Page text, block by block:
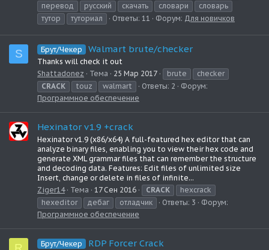
перевод
русский скачать словари
словарь
тутор
туториал Ответы: 11 Форум: Для новичков
S Брут/Чекер Walmart brute/checker
Thanks will check it out
Shattadonez
Тема 25 Мар 2017 brute
checker
CRACK
touz walmart Ответы: 2
Форум:
Программное обеспечение
Hexinator v1.9 +crack
Hexinator v1.9 (x86/x64) A full-featured hex editor that can
analyze binary files, enabling you to view their hex code and
generate XML grammar files that can remember the structure
and decoding data. Features: Edit files of unlimited size
Insert, change or delete in files of infinite...
Ziger14
Тема 17 Сен 2016 CRACK
hexcrack
hexeditor
дебаг отладчик Ответы: 3
Форум:
Программное обеспечение
Брут/Чекер RDP Forcer Сrack